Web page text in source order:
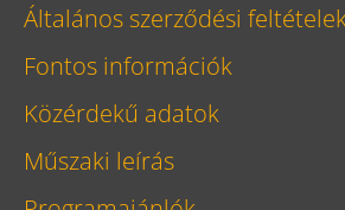
Általános szerződési
Fontos információk
Közérdekű adatok
Műszaki leírás